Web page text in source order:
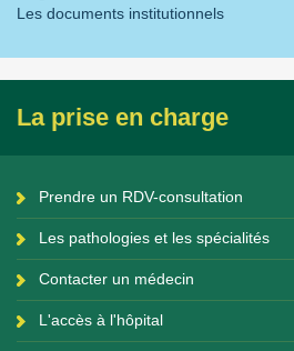
Les documents institutionnels
La prise en charge
Prendre un RDV-consultation
Les pathologies et les spécialités
Contacter un médecin
L'accès à l'hôpital